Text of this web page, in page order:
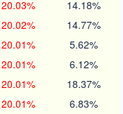
20.03% 14.18%
20.02% 14.77%
20.01% 5.62%
20.01% 6.12%
20.01% 18.37%
20.01% 6.83%